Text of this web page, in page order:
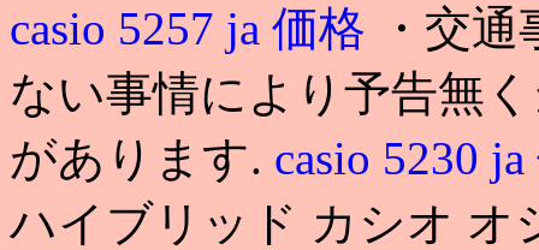
casio 5257 ja 価格
・交
ない事情により予告無
があります. casio 5230
ハイブリッド カシオ